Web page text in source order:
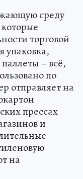
среду
торговой
упаковка,
– всё,
по
отправляет на
прессах
и
на